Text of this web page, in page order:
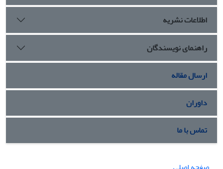
اطلاعات نشریه
راهنمای نویسندگان
ارسال مقاله
داوران
تماس با ما